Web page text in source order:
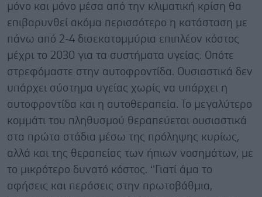
μόνο και μόνο μέσα από την κλιματική κρίση θα
επιβαρυνθεί ακόμα περισσότερο η κατάσταση με
πάνω από 2-4 δισεκατομμύρια επιπλέον κόστος
μέχρι το 2030 για τα συστήματα υγείας. Οπότε
στρεφόμαστε στην αυτοφροντίδα. Ουσιαστικά δεν
υπάρχει σύστημα υγείας χωρίς να υπάρχει η
αυτοφροντίδα και η αυτοθεραπεία. Το μεγαλύτερο
κομμάτι του πληθυσμού θεραπεύεται ουσιαστικά
στα πρώτα στάδια μέσω της πρόληψης κυρίως,
αλλά και της θεραπείας των ήπιων νοσημάτων, με
το μικρότερο δυνατό κόστος. ‘’Γιατί άμα το
αφήσεις και περάσεις στην πρωτοβάθμια,